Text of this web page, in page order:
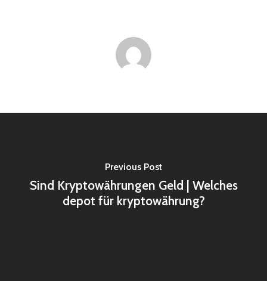
Previous Post
Sind Kryptowährungen Geld | Welches
depot für kryptowährung?